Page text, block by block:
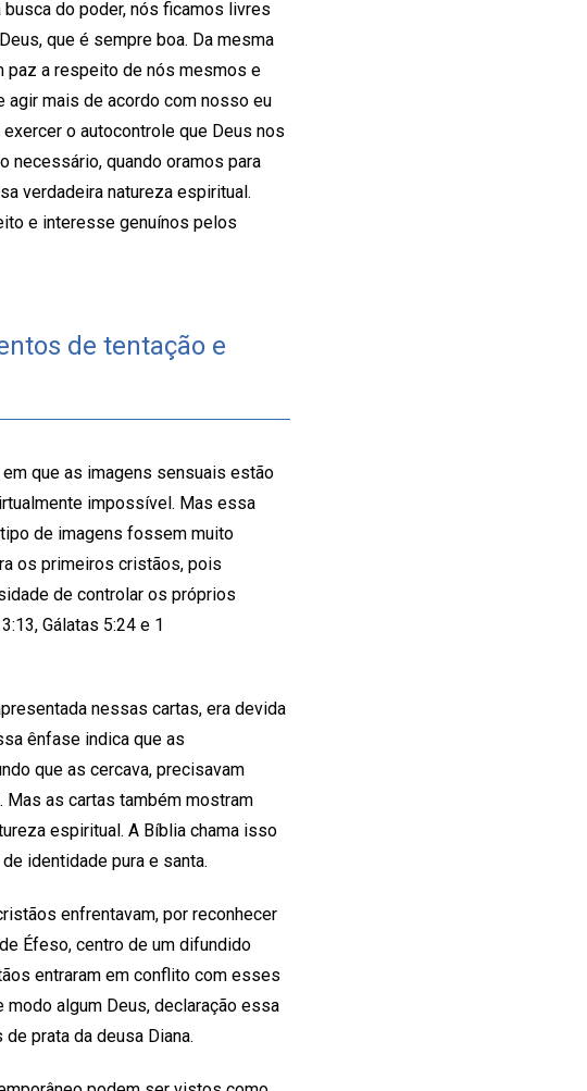
busca do poder, nós ficamos livres
que é sempre boa. Da mesma
paz a respeito de nós mesmos e
agir mais de acordo com nosso eu
o autocontrole que Deus nos
necessário, quando oramos para
verdadeira natureza espiritual.
e interesse genuínos pelos
de tentação e
que as imagens sensuais estão
impossível. Mas essa
de imagens fossem muito
os primeiros cristãos, pois
de controlar os próprios
Gálatas 5:24 e 1
nessas cartas, era devida
ênfase indica que as
que as cercava, precisavam
Mas as cartas também mostram
espiritual. A Bíblia chama isso
identidade pura e santa.
enfrentavam, por reconhecer
Éfeso, centro de um difundido
entraram em conflito com esses
algum Deus, declaração essa
prata da deusa Diana.